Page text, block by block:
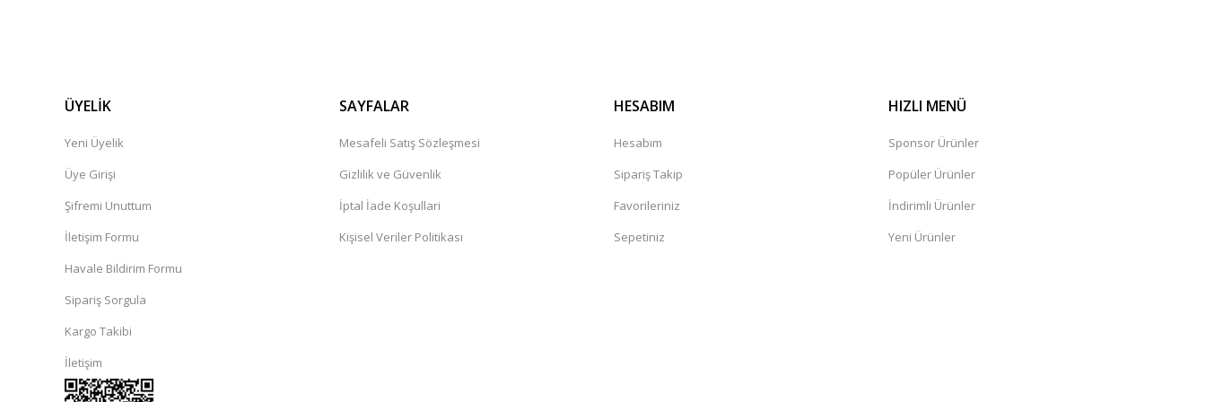
ÜYELİK
Yeni Üyelik
Üye Girişi
Şifremi Unuttum
İletişim Formu
Havale Bildirim Formu
Sipariş Sorgula
Kargo Takibi
İletişim
SAYFALAR
Mesafeli Satış Sözleşmesi
Gizlilik ve Güvenlik
İptal İade Koşullari
Kişisel Veriler Politikası
HESABIM
Hesabım
Sipariş Takip
Favorileriniz
Sepetiniz
HIZLI MENÜ
Sponsor Ürünler
Popüler Ürünler
İndirimli Ürünler
Yeni Ürünler